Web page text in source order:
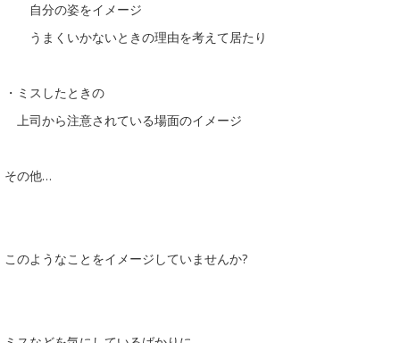
自分の姿をイメージ
うまくいかないときの理由を考えて居たり
・ミスしたときの
上司から注意されている場面のイメージ
その他…
このようなことをイメージしていませんか?